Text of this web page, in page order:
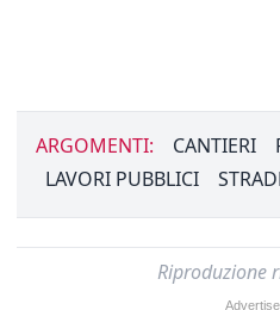
ARGOMENTI: CANTIERI
LAVORI PUBBLICI
Riproduzione